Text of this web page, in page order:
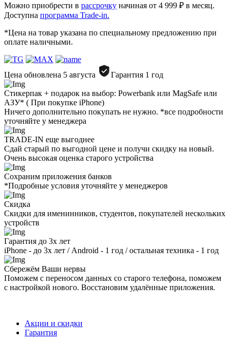
Можно приобрести в рассрочку начиная от 4 999 ₽ в месяц.
Доступна программа Trade-in.
*Цена на товар указана по специальному предложению при
оплате наличными.
Цена обновлена 5 августа Гарантия 1 год
Стикерпак + подарок на выбор: Powerbank или MagSafe или
AЗУ* ( При покупке iPhone)
Ничего дополнительно покупать не нужно. *все подробности
уточняйте у менеджера
TRADE-IN еще выгоднее
Сдай старый по выгодной цене и получи скидку на новый.
Очень высокая оценка старого устройства
Сохраним приложения банков
*Подробные условия уточняйте у менеджеров
Скидка
Скидки для именинников, студентов, покупателей нескольких
устройств
Гарантия до 3х лет
iPhone - до 3х лет / Android - 1 год / остальная техника - 1 год
Сбережём Ваши нервы
Поможем с переносом данных со старого телефона, поможем
с настройкой нового. Восстановим удалённые приложения.
Акции и скидки
Гарантия